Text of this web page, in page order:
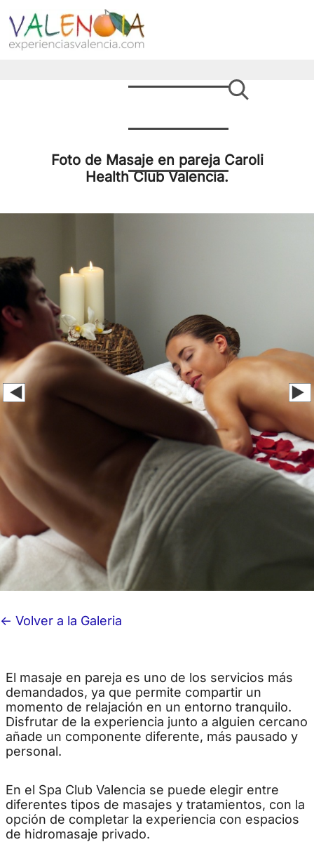
Foto de Masaje en pareja Caroli
Health Club Valencia.
<- Volver a la Galeria
El masaje en pareja es uno de los servicios más
demandados, ya que permite compartir un
momento de relajación en un entorno tranquilo.
Disfrutar de la experiencia junto a alguien cercano
añade un componente diferente, más pausado y
personal.
En el Spa Club Valencia se puede elegir entre
diferentes tipos de masajes y tratamientos, con la
opción de completar la experiencia con espacios
de hidromasaje privado.